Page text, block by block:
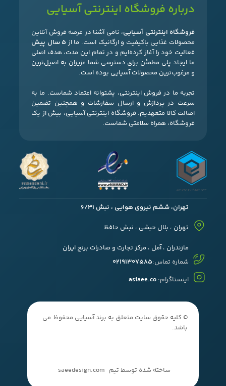
درباره فروشگاه اینترنتی آسیایی
فروشگاه اینترنتی آسیایی، نامی آشنا در عرصه فروش آنلاین
محصولات غذایی باکیفیت و ارگانیک است. ما از ۵ سال پیش
فعالیت خود را آغاز کرده‌ایم و در تمام این مدت، هدف اصلی
ما ایجاد پلی مطمئن برای دسترسی شما عزیزان به اصیل‌ترین
و مرغوب‌ترین محصولات آسیایی بوده است.
تجربه ما در فروش اینترنتی، پشتوانه اعتماد شماست. ما به
سرعت در پردازش و ارسال سفارشات و همچنین تضمین
اصالت کالا متعهدیم. فروشگاه اینترنتی آسیایی، بیش از یک
فروشگاه، همراه سلامتی شماست.
تهران، ششم نیروی هوایی ، نبش 6/31
تهران ، بلال حبشی ، نبش حافظ
مازندران ، آمل ، مرکز تجارت و صادرات برنج ایران
شماره تماس:02191307585
اینستاگرام:
© کلیه حقوق سایت متعلق به برند آسیایی محفوظ می
باشد.
ساخته شده توسط تیم saeedesign.com